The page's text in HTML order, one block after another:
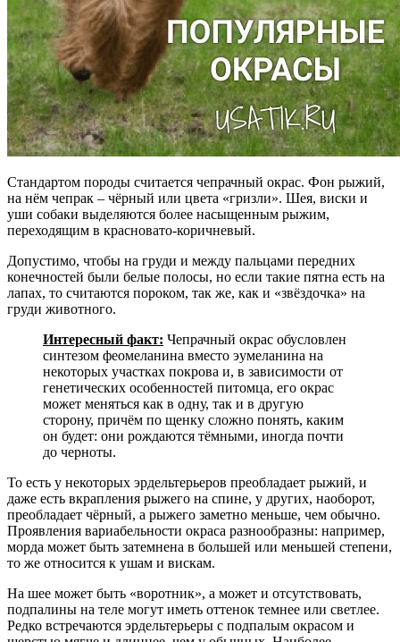
Стандартом породы считается чепрачный окрас. Фон рыжий,
на нём чепрак – чёрный или цвета «гризли». Шея, виски и
уши собаки выделяются более насыщенным рыжим,
переходящим в красновато-коричневый.
Допустимо, чтобы на груди и между пальцами передних
конечностей были белые полосы, но если такие пятна есть на
лапах, то считаются пороком, так же, как и «звёздочка» на
груди животного.
Интересный факт: Чепрачный окрас обусловлен
синтезом феомеланина вместо эумеланина на
некоторых участках покрова и, в зависимости от
генетических особенностей питомца, его окрас
может меняться как в одну, так и в другую
сторону, причём по щенку сложно понять, каким
он будет: они рождаются тёмными, иногда почти
до черноты.
То есть у некоторых эрдельтерьеров преобладает рыжий, и
даже есть вкрапления рыжего на спине, у других, наоборот,
преобладает чёрный, а рыжего заметно меньше, чем обычно.
Проявления вариабельности окраса разнообразны: например,
морда может быть затемнена в большей или меньшей степени,
то же относится к ушам и вискам.
На шее может быть «воротник», а может и отсутствовать,
подпалины на теле могут иметь оттенок темнее или светлее.
Редко встречаются эрдельтерьеры с подпалым окрасом и